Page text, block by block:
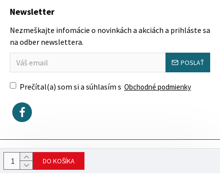
DO KOŠÍKA
Newsletter
Nezmeškajte infomácie o novinkách a akciách a prihláste sa
na odber newslettera.
POSLAŤ
Prečítal(a) som si a súhlasím s Obchodné podmienky
Copyright © 2023, SektorovýNábytok.sk